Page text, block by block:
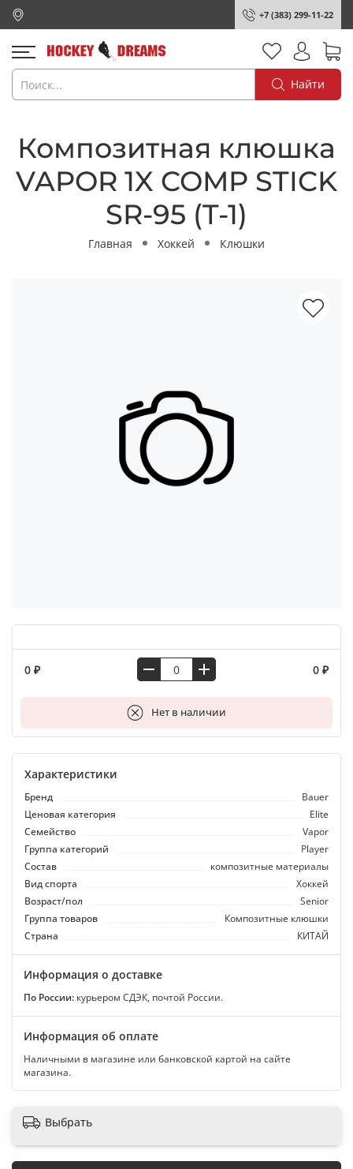
+7 (383) 299-11-22
Найти
Композитная клюшка
VAPOR 1X COMP STICK
SR-95 (T-1)
Главная Хоккей Клюшки
0 ₽ 0 ₽
Нет в наличии
В корзину
Характеристики
Бренд
Bauer
Ценовая категория
Elite
Семейство
Vapor
Группа категорий
Player
Состав
композитные материалы
Вид спорта
Хоккей
Возраст/пол
Senior
Группа товаров
Композитные клюшки
Страна
КИТАЙ
Информация о доставке
По России: курьером СДЭК, почтой России.
Информация об оплате
Наличными в магазине или банковской картой на сайте
магазина.
Выбрать